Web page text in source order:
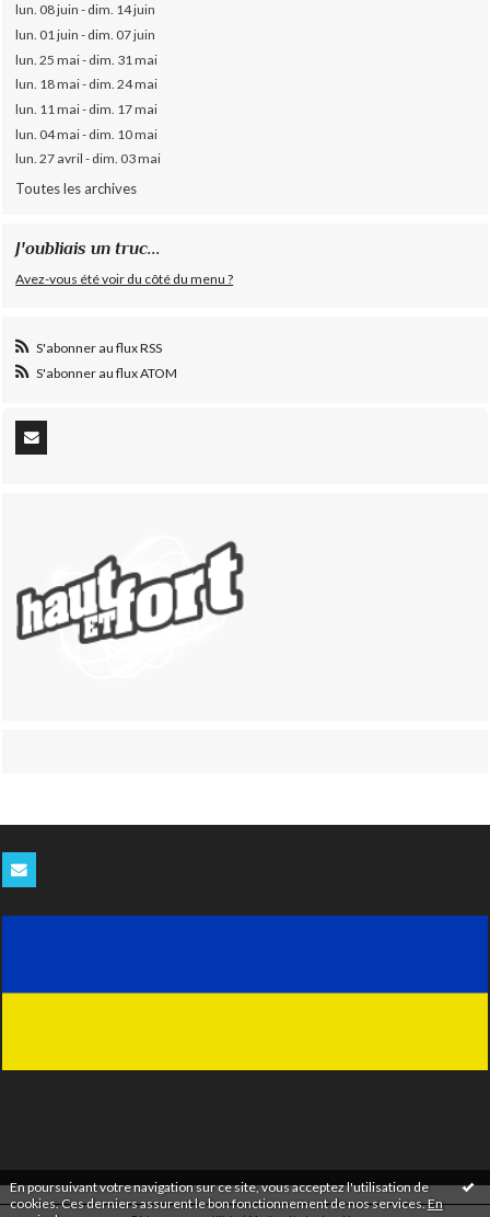
En poursuivant votre navigation sur ce site, vous acceptez l'utilisation de
cookies. Ces derniers assurent le bon fonctionnement de nos services.En
lun. 08 juin - dim. 14 juin
lun. 01 juin - dim. 07 juin
lun. 25 mai - dim. 31 mai
lun. 18 mai - dim. 24 mai
lun. 11 mai - dim. 17 mai
lun. 04 mai - dim. 10 mai
lun. 27 avril - dim. 03 mai
Toutes les archives
J'oubliais un truc...
Avez-vous été voir du côté du menu ?
S'abonner au flux RSS
S'abonner au flux ATOM